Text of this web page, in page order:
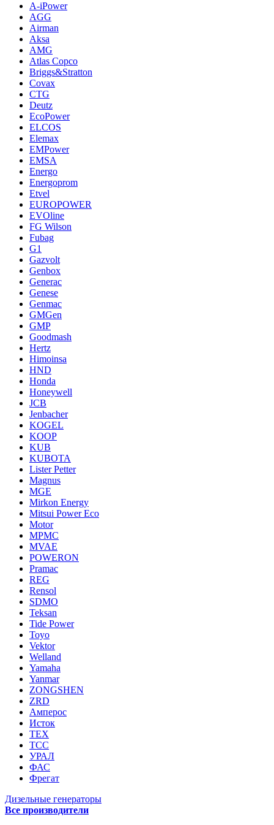
A-iPower
AGG
Airman
Aksa
AMG
Atlas Copco
Briggs&Stratton
Covax
CTG
Deutz
EcoPower
ELCOS
Elemax
EMPower
EMSA
Energo
Energoprom
Etvel
EUROPOWER
EVOline
FG Wilson
Fubag
G1
Gazvolt
Genbox
Generac
Genese
Genmac
GMGen
GMP
Goodmash
Hertz
Himoinsa
HND
Honda
Honeywell
JCB
Jenbacher
KOGEL
KOOP
KUB
KUBOTA
Lister Petter
Magnus
MGE
Mirkon Energy
Mitsui Power Eco
Motor
MPMC
MVAE
POWERON
Pramac
REG
Rensol
SDMO
Teksan
Tide Power
Toyo
Vektor
Welland
Yamaha
Yanmar
ZONGSHEN
ZRD
Амперос
Исток
ТЕХ
ТСС
УРАЛ
ФАС
Фрегат
Дизельные генераторы
Все производители